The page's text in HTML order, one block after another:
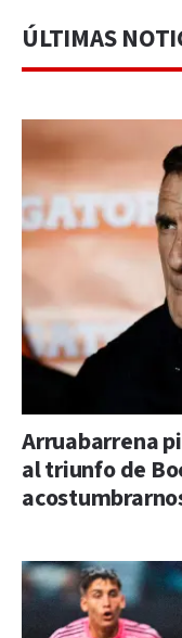
ÚLTIMAS
Arruabarrena
al triunfo de